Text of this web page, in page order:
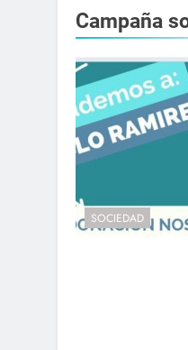
Campaña
SOCIEDAD